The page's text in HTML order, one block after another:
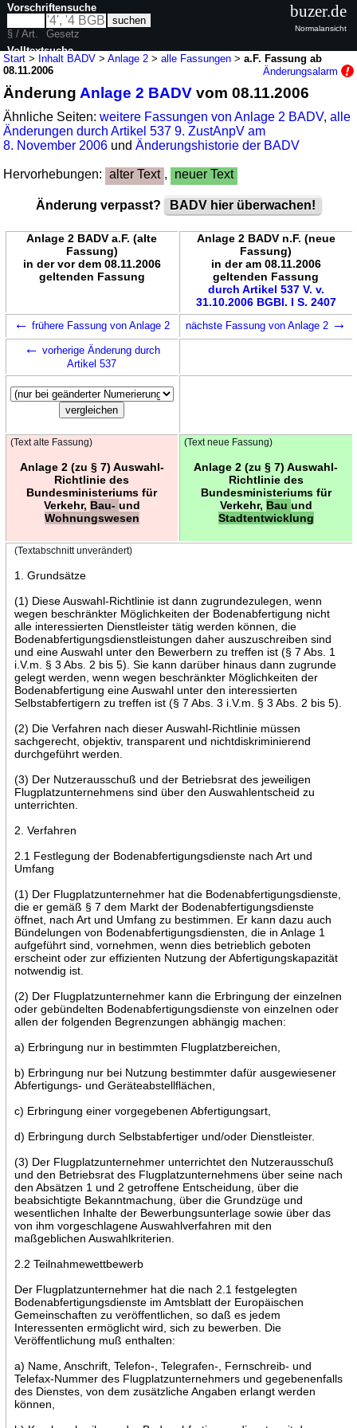
Start > Inhalt BADV >Anlage 2 >alle Fassungen >a.F. Fassung ab
08.11.2006
Änderungsalarm
Änderung Anlage 2 BADV vom 08.11.2006
Ähnliche Seiten:weitere Fassungen von Anlage 2 BADV,alle
Änderungen durch Artikel 537 9. ZustAnpV am
8. November 2006 undÄnderungshistorie der BADV
Hervorhebungen: alter Text , neuer Text
Änderung verpasst? BADV hier überwachen!
Anlage 2 BADV a.F. (alte
Fassung)
in der vor dem 08.11.2006
geltenden Fassung
Anlage 2 BADV n.F. (neue
Fassung)
in der am 08.11.2006
geltenden Fassung
durch Artikel 537 V. v.
31.10.2006 BGBl. I S. 2407
← frühere Fassung von Anlage 2 nächste Fassung von Anlage 2 →
← vorherige Änderung durch
Artikel 537
(Text alte Fassung)
Anlage 2 (zu § 7) Auswahl-
Richtlinie des
Bundesministeriums für
Verkehr, Bau- und
Wohnungswesen
(Text neue Fassung)
Anlage 2 (zu § 7) Auswahl-
Richtlinie des
Bundesministeriums für
Verkehr, Bau und
Stadtentwicklung
(Textabschnitt unverändert)
1. Grundsätze
(1) Diese Auswahl-Richtlinie ist dann zugrundezulegen, wenn
wegen beschränkter Möglichkeiten der Bodenabfertigung nicht
alle interessierten Dienstleister tätig werden können, die
Bodenabfertigungsdienstleistungen daher auszuschreiben sind
und eine Auswahl unter den Bewerbern zu treffen ist (§ 7 Abs. 1
i.V.m. § 3 Abs. 2 bis 5). Sie kann darüber hinaus dann zugrunde
gelegt werden, wenn wegen beschränkter Möglichkeiten der
Bodenabfertigung eine Auswahl unter den interessierten
Selbstabfertigern zu treffen ist (§ 7 Abs. 3 i.V.m. § 3 Abs. 2 bis 5).
(2) Die Verfahren nach dieser Auswahl-Richtlinie müssen
sachgerecht, objektiv, transparent und nichtdiskriminierend
durchgeführt werden.
(3) Der Nutzerausschuß und der Betriebsrat des jeweiligen
Flugplatzunternehmens sind über den Auswahlentscheid zu
unterrichten.
2. Verfahren
2.1 Festlegung der Bodenabfertigungsdienste nach Art und
Umfang
(1) Der Flugplatzunternehmer hat die Bodenabfertigungsdienste,
die er gemäß § 7 dem Markt der Bodenabfertigungsdienste
öffnet, nach Art und Umfang zu bestimmen. Er kann dazu auch
Bündelungen von Bodenabfertigungsdiensten, die in Anlage 1
aufgeführt sind, vornehmen, wenn dies betrieblich geboten
erscheint oder zur effizienten Nutzung der Abfertigungskapazität
notwendig ist.
(2) Der Flugplatzunternehmer kann die Erbringung der einzelnen
oder gebündelten Bodenabfertigungsdienste von einzelnen oder
allen der folgenden Begrenzungen abhängig machen:
a) Erbringung nur in bestimmten Flugplatzbereichen,
b) Erbringung nur bei Nutzung bestimmter dafür ausgewiesener
Abfertigungs- und Geräteabstellflächen,
c) Erbringung einer vorgegebenen Abfertigungsart,
d) Erbringung durch Selbstabfertiger und/oder Dienstleister.
(3) Der Flugplatzunternehmer unterrichtet den Nutzerausschuß
und den Betriebsrat des Flugplatzunternehmens über seine nach
den Absätzen 1 und 2 getroffene Entscheidung, über die
beabsichtigte Bekanntmachung, über die Grundzüge und
wesentlichen Inhalte der Bewerbungsunterlage sowie über das
von ihm vorgeschlagene Auswahlverfahren mit den
maßgeblichen Auswahlkriterien.
2.2 Teilnahmewettbewerb
Der Flugplatzunternehmer hat die nach 2.1 festgelegten
Bodenabfertigungsdienste im Amtsblatt der Europäischen
Gemeinschaften zu veröffentlichen, so daß es jedem
Interessenten ermöglicht wird, sich zu bewerben. Die
Veröffentlichung muß enthalten:
a) Name, Anschrift, Telefon-, Telegrafen-, Fernschreib- und
Telefax-Nummer des Flugplatzunternehmers und gegebenenfalls
des Dienstes, von dem zusätzliche Angaben erlangt werden
können,
Vorschriftensuche
§ / Art.
Gesetz
Volltextsuche
buzer.de
Normalansicht